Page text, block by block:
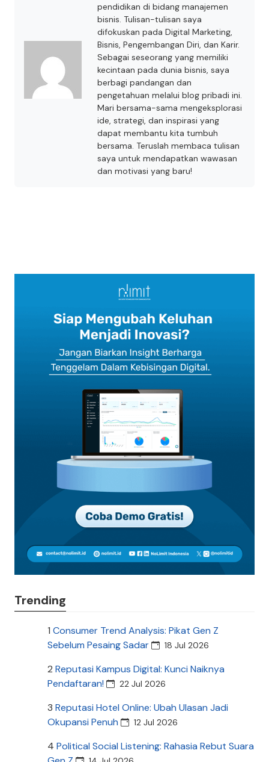
pendidikan di bidang manajemen
bisnis. Tulisan-tulisan saya
difokuskan pada Digital Marketing,
Bisnis, Pengembangan Diri, dan Karir.
Sebagai seseorang yang memiliki
kecintaan pada dunia bisnis, saya
berbagi pandangan dan
pengetahuan melalui blog pribadi ini.
Mari bersama-sama mengeksplorasi
ide, strategi, dan inspirasi yang
dapat membantu kita tumbuh
bersama. Teruslah membaca tulisan
saya untuk mendapatkan wawasan
dan motivasi yang baru!
Trending
1 Consumer Trend Analysis: Pikat Gen Z
Sebelum Pesaing Sadar
18 Jul 2026
2 Reputasi Kampus Digital: Kunci Naiknya
Pendaftaran!
22 Jul 2026
3 Reputasi Hotel Online: Ubah Ulasan Jadi
Okupansi Penuh
12 Jul 2026
4 Political Social Listening: Rahasia Rebut Suara